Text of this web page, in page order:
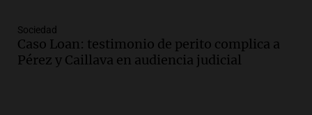
Sociedad
Caso Loan: testimonio de perito complica a
Pérez y Caillava en audiencia judicial